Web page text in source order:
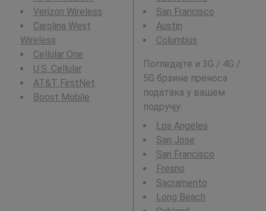
Verizon Wireless
Carolina West
Wireless
Cellular One
U.S. Cellular
AT&T FirstNet
Boost Mobile
San Francisco
Austin
Columbus
Погледајте и 3G / 4G /
5G брзине преноса
података у вашем
подручју:
Los Angeles
San Jose
San Francisco
Fresno
Sacramento
Long Beach